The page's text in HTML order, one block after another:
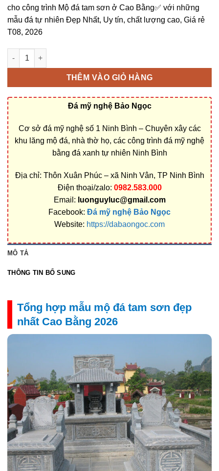
cho công trình Mộ đá tam sơn ở Cao Bằng✅ với những
mẫu đá tự nhiên Đẹp Nhất, Uy tín, chất lượng cao, Giá rẻ
T08, 2026
Cơ sở chế tác, xây dựng, bán Mộ đá tam sơn ở Cao Bằng rẻ
THÊM VÀO GIỎ HÀNG
Đá mỹ nghệ Bảo Ngọc
Cơ sở đá mỹ nghệ số 1 Ninh Bình – Chuyên xây các
khu lăng mộ đá, nhà thờ họ, các công trình đá mỹ nghệ
bằng đá xanh tự nhiên Ninh Bình
Địa chỉ: Thôn Xuân Phúc – xã Ninh Vân, TP Ninh Bình
Điện thoại/zalo: 0982.583.000
Email: luonguyluc@gmail.com
Facebook: Đá mỹ nghệ Bảo Ngọc
Website: https://dabaongoc.com
MÔ TẢ
THÔNG TIN BỔ SUNG
Tổng hợp mẫu mộ đá tam sơn đẹp
nhất Cao Bằng 2026